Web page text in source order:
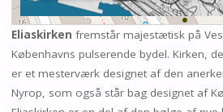
Eliaskirken fremstår majestætisk på
Københavns pulserende bydel. Kirken,
er et mesterværk designet af den
Nyrop, som også står bag designet af